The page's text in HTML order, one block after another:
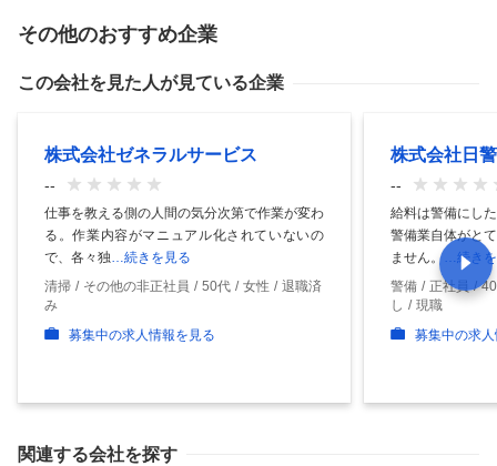
その他のおすすめ企業
この会社を見た人が見ている企業
株式会社ゼネラルサービス
--
仕事を教える側の人間の気分次第で作業が変わ
る。作業内容がマニュアル化されていないの
で、各々独 …続きを見る
清掃
その他の非正社員 50代 女性
退職済
み
募集中の求人情報を見る
株式会社日
--
給料は警備にし
警備業自体がと
ません。 …続き
警備
正社員
し
現職
募集中の求
関連する会社を探す